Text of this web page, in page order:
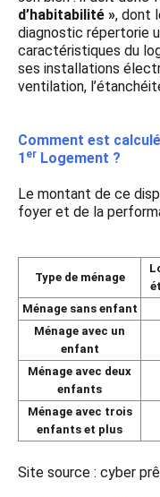
d’habitabilité », dont
diagnostic répertorie
caractéristiques du
ses installations
ventilation,
Comment est
1 er Logement ?
Le montant de ce
foyer et de la
Type de ménage
Ménage sans enfant
Ménage avec un
enfant
Ménage avec deux
enfants
Ménage avec trois
enfants et plus
Site source : cyber